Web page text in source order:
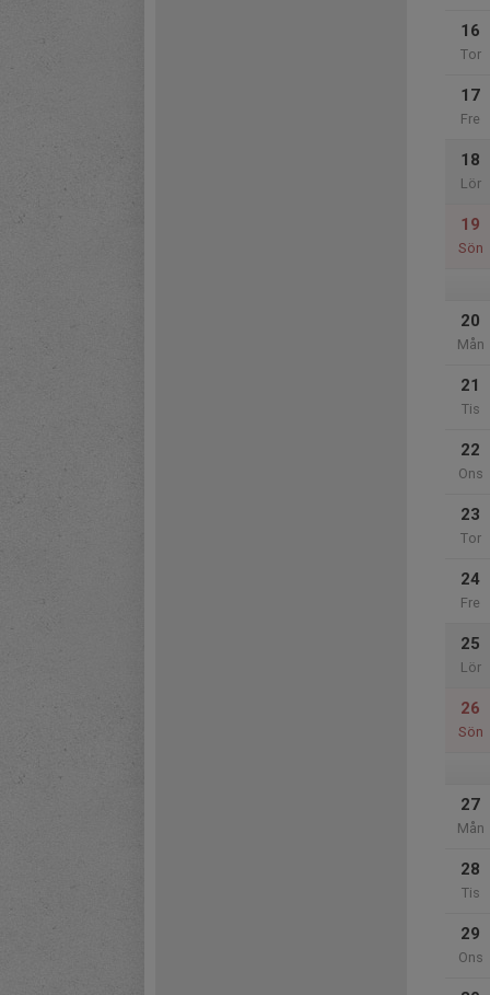
16
Tor
17
Fre
18
Lör
19
Sön
20
Mån
21
Tis
22
Ons
23
Tor
24
Fre
25
Lör
26
Sön
27
Mån
28
Tis
29
Ons